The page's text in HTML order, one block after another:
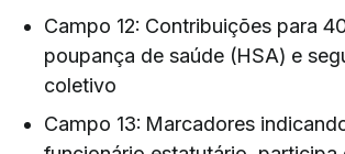
Campo 12: Contribuições para
poupança de saúde (HSA) e
coletivo
Campo 13: Marcadores